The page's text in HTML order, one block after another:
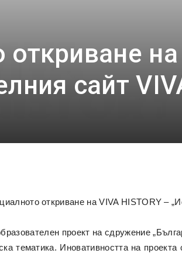
на
сайт
откриване на VIVA HISTORY –
проект на сдружение
тематика. Иновативността на